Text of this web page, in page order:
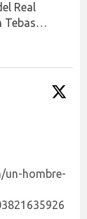
Real
Tebas…
un-hombre-